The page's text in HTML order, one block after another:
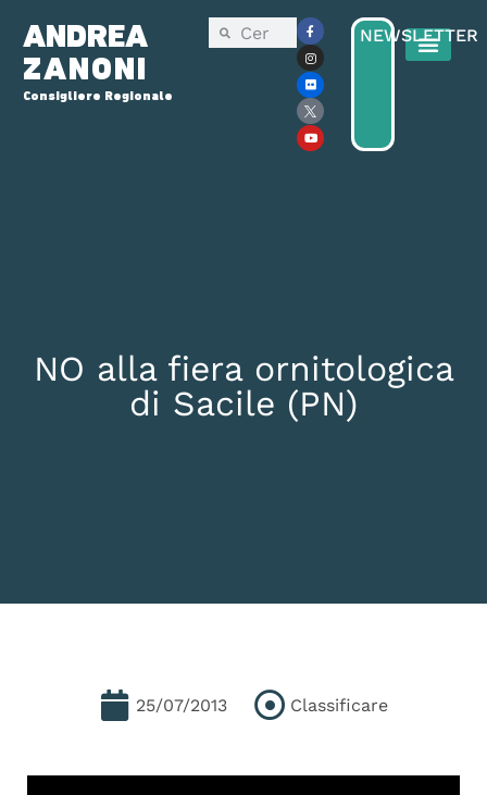
ANDREA
ZANONI
Consigliere Regionale
NEWSLETTER
NO alla fiera ornitologica
di Sacile (PN)
25/07/2013 Classificare